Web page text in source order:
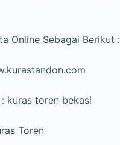
Online Sebagai Berikut :
kuras toren bekasi
Toren